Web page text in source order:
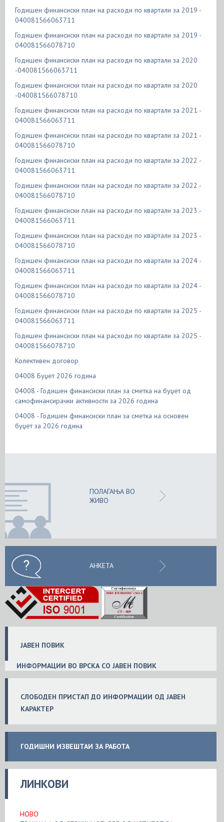
Годишен финансиски план на расходи по квартали за 2019 -
040081566063711
Годишен финансиски план на расходи по квартали за 2019 -
040081566078710
Годишен финансиски план на расходи по квартали за 2020
-040081566063711
Годишен финансиски план на расходи по квартали за 2020
-040081566078710
Годишен финансиски план на расходи по квартали за 2021 -
040081566063711
Годишен финансиски план на расходи по квартали за 2021 -
040081566078710
Годишен финансиски план на расходи по квартали за 2022 -
040081566063711
Годишен финансиски план на расходи по квартали за 2022 -
040081566078710
Годишен финансиски план на расходи по квартали за 2023 -
040081566063711
Годишен финансиски план на расходи по квартали за 2023 -
040081566078710
Годишен финансиски план на расходи по квартали за 2024 -
040081566063711
Годишен финансиски план на расходи по квартали за 2024 -
040081566078710
Годишен финансиски план на расходи по квартали за 2025 -
040081566063711
Годишен финансиски план на расходи по квартали за 2025 -
040081566078710
Колективен договор
04008 Буџет 2026 година
04008 - Годишен финансиски план за сметка на буџет од
самофинансирачки активности за 2026 година
04008 - Годишен финансиски план за сметка на основен
буџет за 2026 година
ПОЛАГАЊА ВО
ЖИВО
АНКЕТА
ЈАВЕН ПОВИК
ИНФОРМАЦИИ ВО ВРСКА СО ЈАВЕН ПОВИК
СЛОБОДЕН ПРИСТАП ДО ИНФОРМАЦИИ ОД ЈАВЕН
КАРАКТЕР
ГОДИШНИ ИЗВЕШТАИ ЗА РАБОТА
ЛИНКОВИ
НОВО